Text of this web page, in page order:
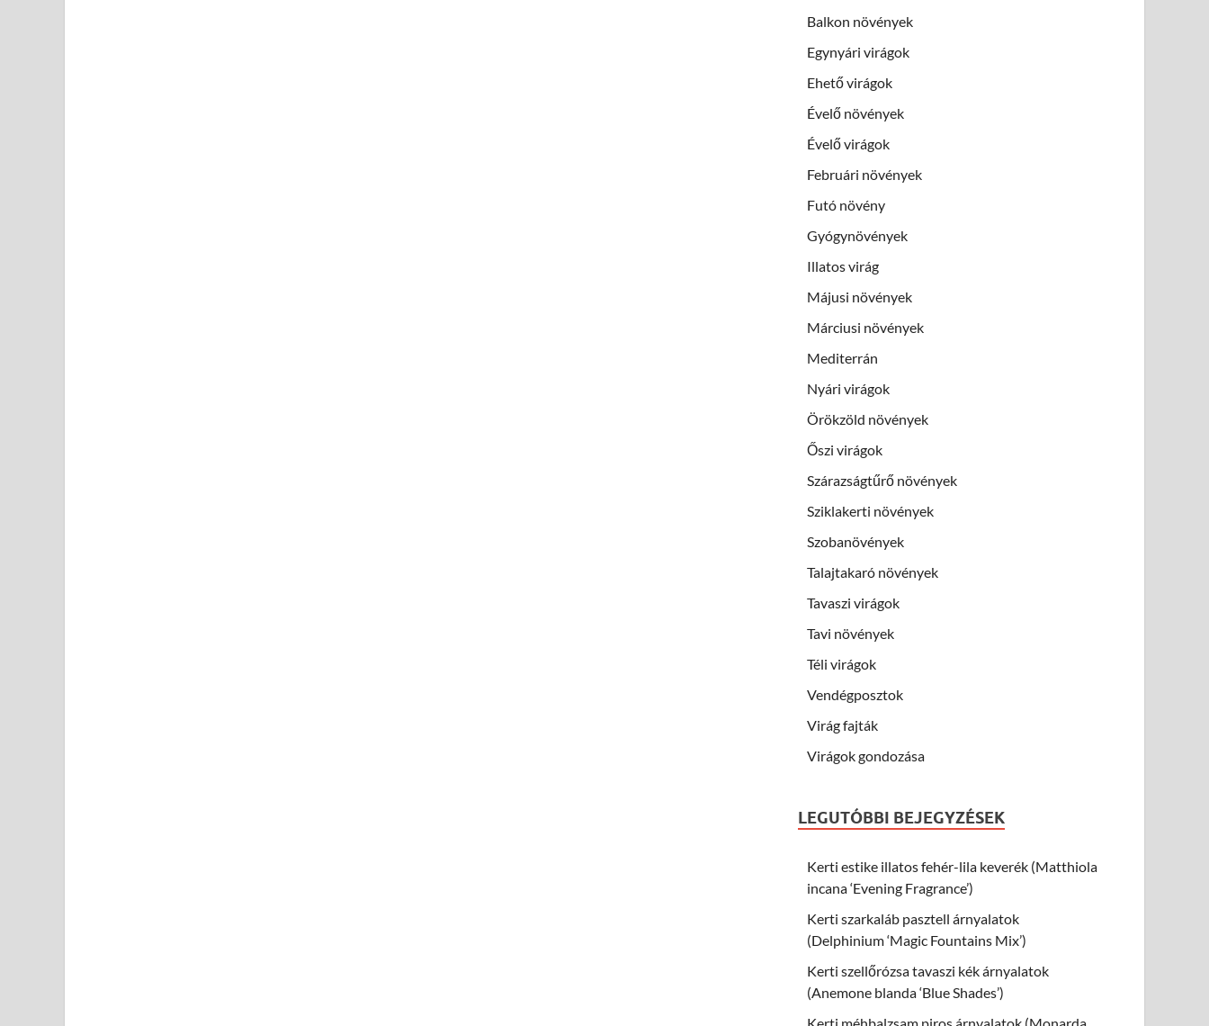
Balkon növények
Egynyári virágok
Ehető virágok
Évelő növények
Évelő virágok
Februári növények
Futó növény
Gyógynövények
Illatos virág
Májusi növények
Márciusi növények
Mediterrán
Nyári virágok
Örökzöld növények
Őszi virágok
Szárazságtűrő növények
Sziklakerti növények
Szobanövények
Talajtakaró növények
Tavaszi virágok
Tavi növények
Téli virágok
Vendégposztok
Virág fajták
Virágok gondozása
LEGUTÓBBI BEJEGYZÉSEK
Kerti estike illatos fehér-lila keverék (Matthiola
incana ‘Evening Fragrance’)
Kerti szarkaláb pasztell árnyalatok
(Delphinium ‘Magic Fountains Mix’)
Kerti szellőrózsa tavaszi kék árnyalatok
(Anemone blanda ‘Blue Shades’)